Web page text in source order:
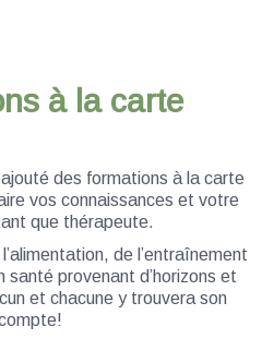
à la carte
des formations à la carte
vos connaissances et votre
que thérapeute.
de l’entraînement
santé provenant d’horizons et
et chacune y trouvera son